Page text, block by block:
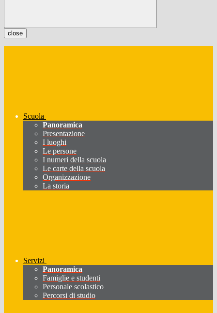
close
Scuola
Panoramica
Presentazione
I luoghi
Le persone
I numeri della scuola
Le carte della scuola
Organizzazione
La storia
Servizi
Panoramica
Famiglie e studenti
Personale scolastico
Percorsi di studio